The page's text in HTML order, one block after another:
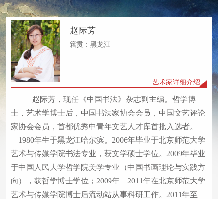
赵际芳
籍贯：黑龙江
艺术家详细介绍
赵际芳，现任《中国书法》杂志副主编。哲学博
士，艺术学博士后，中国书法家协会会员，中国文艺评论
家协会会员，首都优秀中青年文艺人才库首批入选者。
1980年生于黑龙江哈尔滨。2006年毕业于北京师范大学
艺术与传媒学院书法专业，获文学硕士学位。2009年毕业
于中国人民大学哲学院美学专业（中国书画理论与实践方
向），获哲学博士学位；2009年—2011年在北京师范大学
艺术与传媒学院博士后流动站从事科研工作。2011年至